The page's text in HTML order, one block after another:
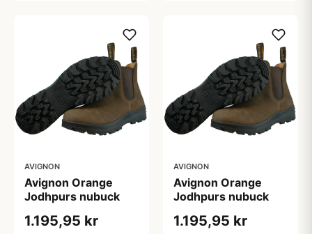
AVIGNON
Avignon Orange
Jodhpurs nubuck
1.195,95 kr
AVIGNON
Avignon Orange
Jodhpurs nubuck
1.195,95 kr